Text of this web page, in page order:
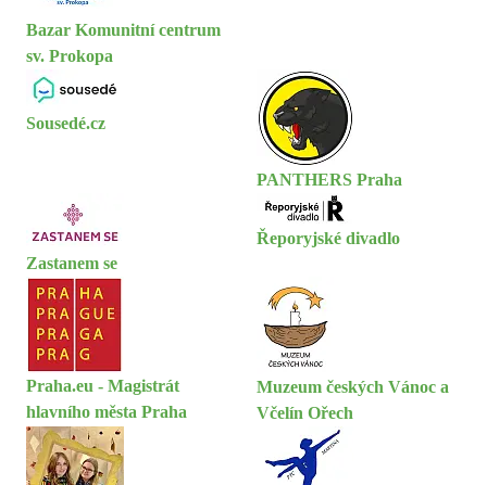
Bazar Komunitní centrum
sv. Prokopa
Sousedé.cz
PANTHERS Praha
Zastanem se
Řeporyjské divadlo
Praha.eu - Magistrát
hlavního města Praha
Muzeum českých Vánoc a
Včelín Ořech